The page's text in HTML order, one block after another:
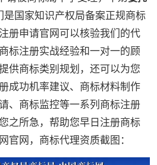
是国家知识产权局备案正规商标
册申请官网可以核验我们的代
标注册实战经验和一对一的顾
供商标类别规划，还可以为您
成功机率建议、商标材料制作
、商标监控等一系列商标注册
之所急，帮助您早日注册商标
官网，商标代理资质截图：